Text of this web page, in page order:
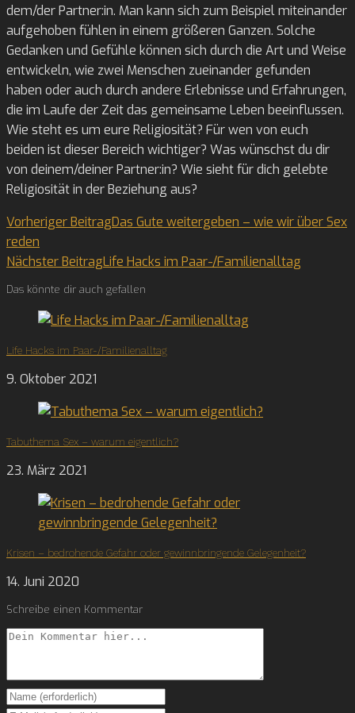
dem/der Partner:in. Man kann sich zum Beispiel miteinander
aufgehoben fühlen in einem größeren Ganzen. Solche
Gedanken und Gefühle können sich durch die Art und Weise
entwickeln, wie zwei Menschen zueinander gefunden
haben oder auch durch andere Erlebnisse und Erfahrungen,
die im Laufe der Zeit das gemeinsame Leben beeinflussen.
Wie steht es um eure Religiosität? Für wen von euch
beiden ist dieser Bereich wichtiger? Was wünschst du dir
von deinem/deiner Partner:in? Wie sieht für dich gelebte
Religiosität in der Beziehung aus?
Read
more
articles
Vorheriger BeitragDas Gute weitergeben – wie wir über Sex
reden
Nächster BeitragLife Hacks im Paar-/Familienalltag
Das könnte dir auch gefallen
Life Hacks im Paar-/Familienalltag
9. Oktober 2021
Tabuthema Sex – warum eigentlich?
23. März 2021
Krisen – bedrohende Gefahr oder gewinnbringende Gelegenheit?
14. Juni 2020
Schreibe einen Kommentar
Comment
Enter